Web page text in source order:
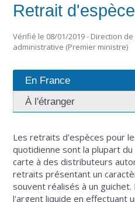
Retrait
Vérifié le 08/01/2019 - Direction
administrative (Premier ministre)
En France
À l'étranger
Les retraits d'espèces pour
quotidienne sont la plupart
carte à des distributeurs
retraits présentant un
souvent réalisés à un
l'argent liquide en effectuant